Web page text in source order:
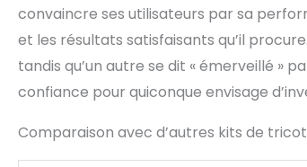
convaincre ses utilisateurs par sa
et les résultats satisfaisants qu’il
tandis qu’un autre se dit « émerveillé »
confiance pour quiconque envisage
Comparaison avec d’autres kits de tricot